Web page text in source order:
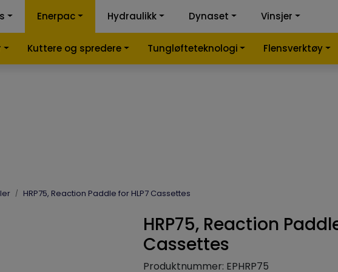
kalkulator Sammenlign
Enerpac
Kuttere og spredere Tungløfteteknologi Flensverktøy
Hydraulikk Dynaset Vinsjer
HRP75, Reaction Paddle for HLP7 Cassettes
HRP75, Reaction
Cassettes
Produktnummer: EPHRP75